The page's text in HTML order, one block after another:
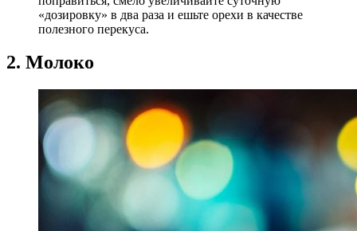
«дозировку» в два раза и ешьте орехи в качестве
полезного перекуса.
2. Молоко